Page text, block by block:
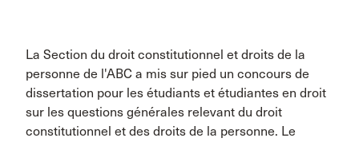
La Section du droit constitutionnel et droits de la
personne de l'ABC a mis sur pied un concours de
dissertation pour les étudiants et étudiantes en droit
sur les questions générales relevant du droit
constitutionnel et des droits de la personne. Le